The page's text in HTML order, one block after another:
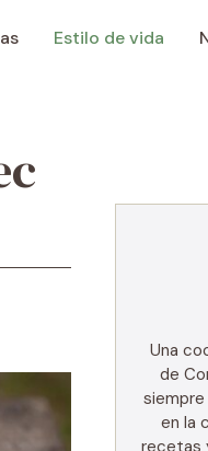
Estilo de vida
Una
de
en la
recetas